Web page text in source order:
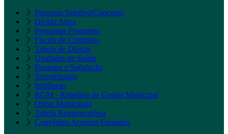
Processo Seletivo/Concurso
Dívida Ativa
Perguntas Frequente
Fiscais de Contratos
Tabela de Diárias
Unidades de Saúde
Pesquisa e Satisfação
Terceirizados
Inidôneas
RGM - Relatório de Gestão Municipal
Obras Municipais
Tabela Remuneratória
Convênios Acordos Firmados